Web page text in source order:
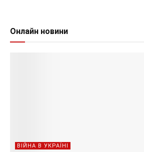
Онлайн новини
ВІЙНА В УКРАЇНІ